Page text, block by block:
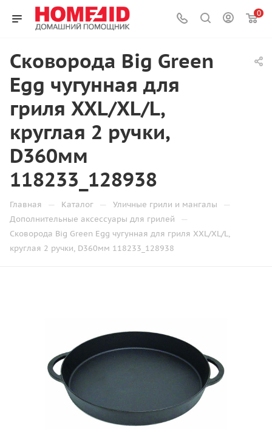
0
Сковорода Big Green
Egg чугунная для
гриля XXL/XL/L,
круглая 2 ручки,
D360мм
118233_128938
Главная — Каталог — Уличные грили и мангалы —
Дополнительные аксессуары для грилей —
Сковорода Big Green Egg чугунная для гриля XXL/XL/L,
круглая 2 ручки, D360мм 118233_128938